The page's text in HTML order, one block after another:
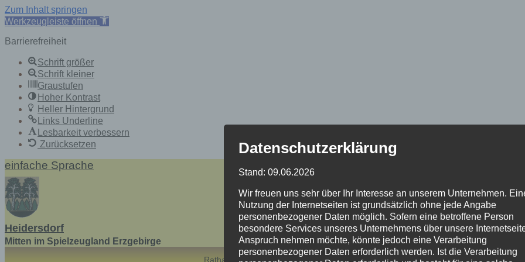
Zum Inhalt springen
Werkzeugleiste öffnen
Barrierefreiheit
Schrift größer
Schrift kleiner
Graustufen
Hoher Kontrast
Heller Hintergrund
Links Underline
Lesbarkeit verbessern
Zurücksetzen
Skip
content
einfache Sprache
Heidersdorf
Mitten im Spielzeugland Erzgebirge
Rathaus Dorfleben Tourismus Nachrichten Einstimmung Lage
Datenschutzerklärung
Stand: 09.06.2026
Wir freuen uns sehr über Ihr Interesse an unserem Unternehmen.
Nutzung der Internetseiten ist grundsätzlich ohne jede Angabe
personenbezogener Daten möglich. Sofern eine betroffene Person
besondere Services unseres Unternehmens über unsere
Anspruch nehmen möchte, könnte jedoch eine Verarbeitung
personenbezogener Daten erforderlich werden. Ist die Verarbeitung